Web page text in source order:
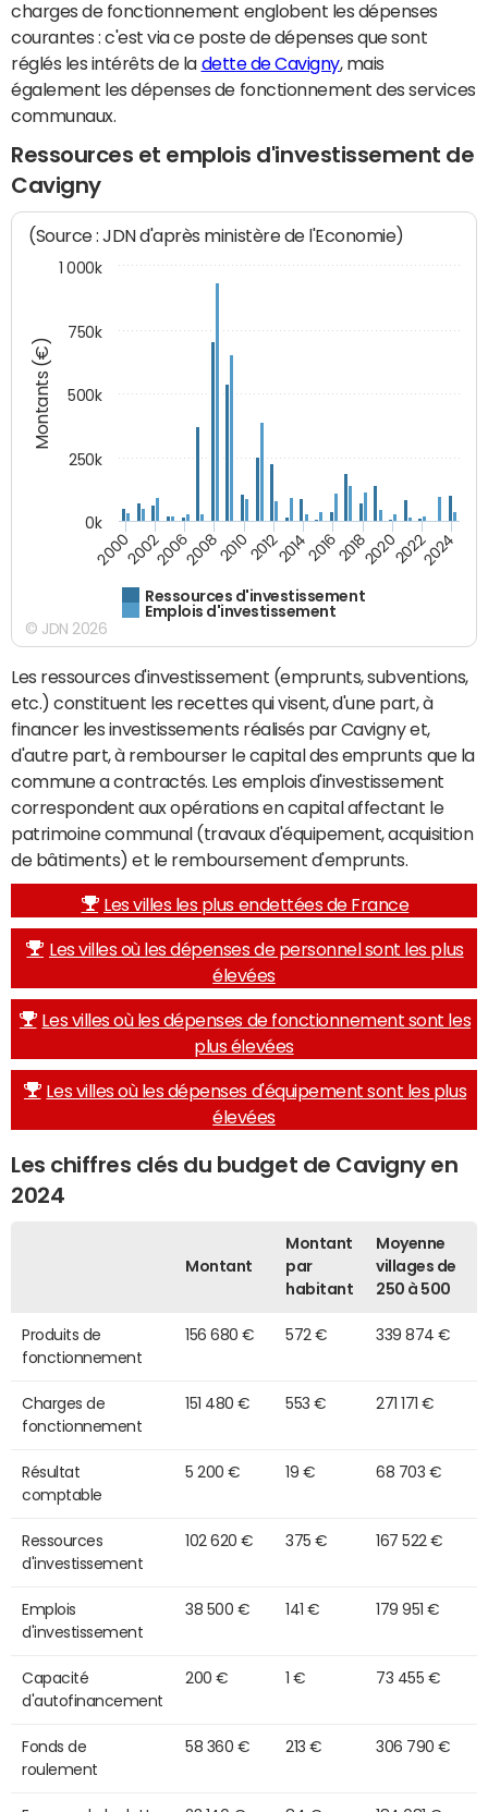
charges de fonctionnement englobent les dépenses
courantes : c'est via ce poste de dépenses que sont
réglés les intérêts de la dette de Cavigny, mais
également les dépenses de fonctionnement des services
communaux.
Ressources et emplois d'investissement de
Cavigny
Montants (€)
(Source : JDN d'après ministère de l'Economie)
Ressources d'investissement
Emplois d'investissement
200020022006200820102012201420162018202020222024
0k
250k
500k
750k
1 000k
© JDN 2026
Les ressources d'investissement (emprunts, subventions,
etc.) constituent les recettes qui visent, d'une part, à
financer les investissements réalisés par Cavigny et,
d'autre part, à rembourser le capital des emprunts que la
commune a contractés. Les emplois d'investissement
correspondent aux opérations en capital affectant le
patrimoine communal (travaux d'équipement, acquisition
de bâtiments) et le remboursement d'emprunts.
Les villes les plus endettées de France
Les villes où les dépenses de personnel sont les plus
élevées
Les villes où les dépenses de fonctionnement sont les
plus élevées
Les villes où les dépenses d'équipement sont les plus
élevées
Les chiffres clés du budget de Cavigny en
2024
Montant
Montant
par
habitant
Moyenne
villages de
250 à 500
Produits de
fonctionnement
156 680 € 572 € 339 874 €
Charges de
fonctionnement
151 480 € 553 € 271 171 €
Résultat
comptable
5 200 € 19 € 68 703 €
Ressources
d'investissement
102 620 € 375 € 167 522 €
Emplois
d'investissement
38 500 € 141 € 179 951 €
Capacité
d'autofinancement
200 € 1 € 73 455 €
Fonds de
roulement
58 360 € 213 € 306 790 €